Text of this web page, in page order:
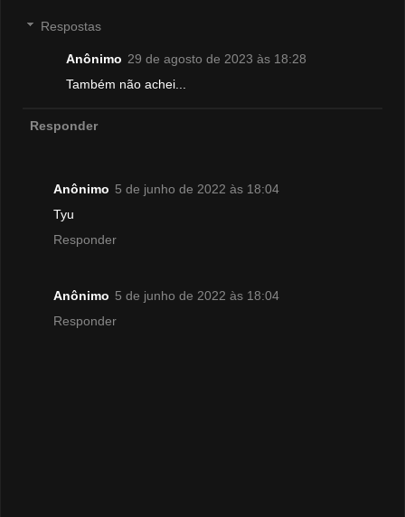
Respostas
Anônimo 29 de agosto de 2023 às 18:28
Também não achei...
Responder
Anônimo 5 de junho de 2022 às 18:04
Tyu
Responder
Anônimo 5 de junho de 2022 às 18:04
Responder